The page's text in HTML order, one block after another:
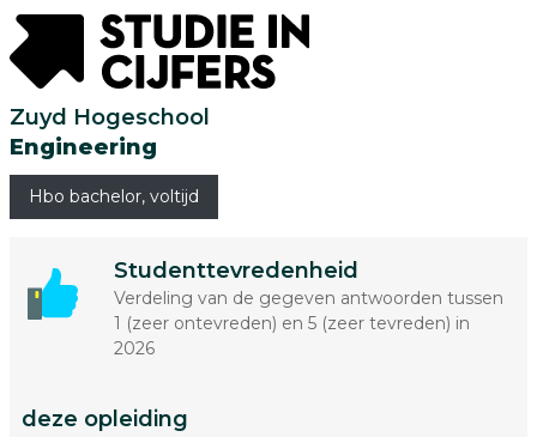
Zuyd Hogeschool
Engineering
Hbo bachelor, voltijd
Studenttevredenheid
Verdeling van de gegeven antwoorden tussen
1 (zeer ontevreden) en 5 (zeer tevreden) in
2026
deze opleiding